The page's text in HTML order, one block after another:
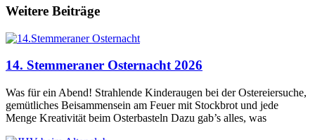
Weitere Beiträge
14. Stemmeraner Osternacht 2026
Was für ein Abend! Strahlende Kinderaugen bei der Ostereiersuche,
gemütliches Beisammensein am Feuer mit Stockbrot und jede
Menge Kreativität beim Osterbasteln Dazu gab’s alles, was